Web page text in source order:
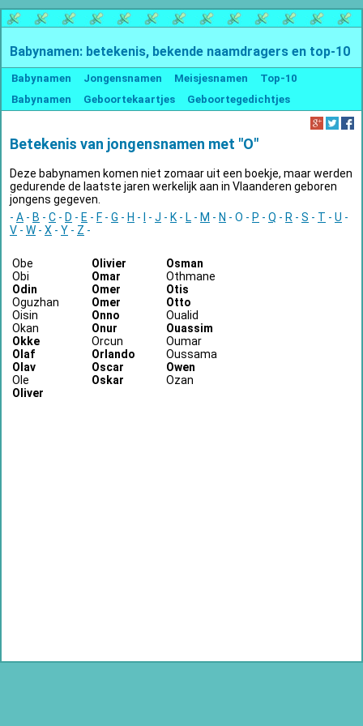
Babynamen: betekenis, bekende naamdragers en top-10
Babynamen Jongensnamen Meisjesnamen
Top-10
Babynamen
Geboortekaartjes Geboortegedichtjes
Betekenis van jongensnamen met "O"
Deze babynamen komen niet zomaar uit een boekje, maar werden
gedurende de laatste jaren werkelijk aan in Vlaanderen geboren
jongens gegeven.
- A - B - C - D - E - F - G - H - I - J - K - L - M - N - O - P - Q - R - S - T - U -
V - W - X - Y - Z -
Obe
Obi
Odin
Oguzhan
Oisin
Okan
Okke
Olaf
Olav
Ole
Oliver
Olivier
Omar
Omer
Omer
Onno
Onur
Orcun
Orlando
Oscar
Oskar
Osman
Othmane
Otis
Otto
Oualid
Ouassim
Oumar
Oussama
Owen
Ozan